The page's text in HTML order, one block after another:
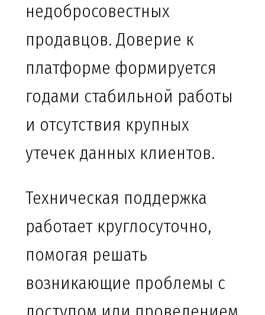
недобросовестных
продавцов. Доверие к
платформе формируется
годами стабильной работы
и отсутствия крупных
утечек данных клиентов.
Техническая поддержка
работает круглосуточно,
помогая решать
возникающие проблемы с